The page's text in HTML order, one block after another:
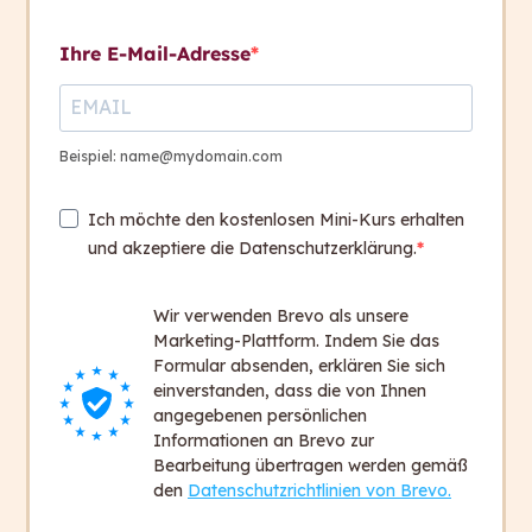
Kontakt
+ 43 316 393 449
Headquarter
Heinrichstraße 145
Newsletter
Bleiben Sie auf dem Laufenden!
Zum Newsletter anmelden
Ihre E-Mail-Adresse
Beispiel: name@mydomain.com
Ich möchte den kostenlosen Mini-Kurs erhalten
und akzeptiere die Datenschutzerklärung.
Wir verwenden Brevo als unsere
Marketing-Plattform. Indem Sie das
Formular absenden, erklären Sie sich
einverstanden, dass die von Ihnen
angegebenen persönlichen
Informationen an Brevo zur
Bearbeitung übertragen werden gemäß
den Datenschutzrichtlinien von Brevo.